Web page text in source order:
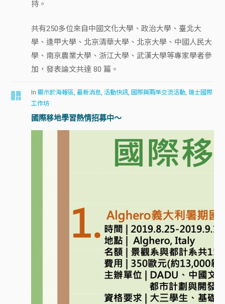
持。
共有250多位來自中國文化大學、政治大學、臺北大
學、逢甲大學、北京清華大學、北京大學、中國人民大
學、南京農業大學、浙江大學、武漢大學等專家學者參
加，發表論文共達 80 篇。
In顯示於海報區,最新消息,活動快訊, 國際與兩岸交流活動,瑞士國際
工作坊
國際移地學習熱情招募中～